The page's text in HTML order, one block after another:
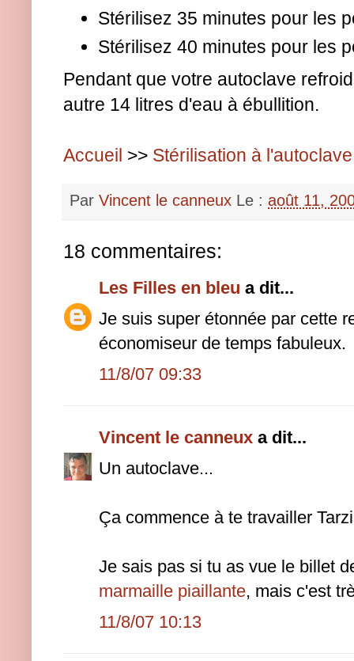
Stérilisez 35 minutes pour les
Stérilisez 40 minutes pour les
Pendant que votre autoclave
autre 14 litres d'eau à ébullition.
Accueil >> Stérilisation à l'autoclave
Par Vincent le canneux Le : août 11,
18 commentaires:
Les Filles en bleu a dit...
Je suis super étonnée par cette
économiseur de temps fabuleux.
11/8/07 09:33
Vincent le canneux a dit...
Un autoclave...
Ça commence à te travailler
Je sais pas si tu as vue le billet
marmaille piaillante, mais c'est
11/8/07 10:13